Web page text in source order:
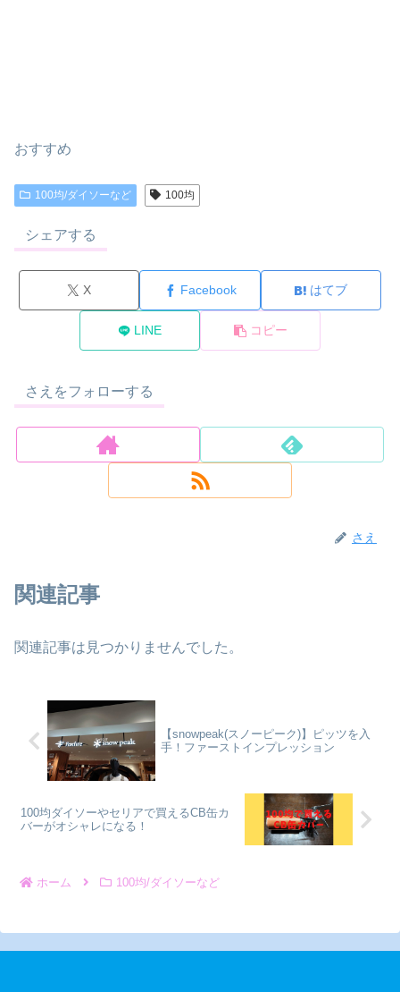
おすすめ
100均/ダイソーなど 100均
シェアする
X Facebook はてブ
LINE コピー
さえをフォローする
さえ
関連記事
関連記事は見つかりませんでした。
【snowpeak(スノーピーク)】ピッツを入
手！ファーストインプレッション
100均ダイソーやセリアで買えるCB缶カ
バーがオシャレになる！
ホーム 100均/ダイソーなど